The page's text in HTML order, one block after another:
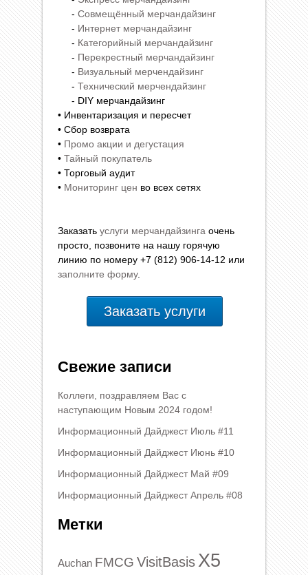
- Совмещённый мерчандайзинг
- Интернет мерчандайзинг
- Категорийный мерчандайзинг
- Перекрестный мерчандайзинг
- Визуальный мерчендайзинг
- Технический мерчендайзинг
- DIY мерчандайзинг
• Инвентаризация и пересчет
• Сбор возврата
• Промо акции и дегустация
• Тайный покупатель
• Торговый аудит
• Мониторинг цен во всех сетях
Заказать услуги мерчандайзинга очень
просто, позвоните на нашу горячую
линию по номеру +7 (812) 906-14-12 или
заполните форму.
Заказать услуги
Свежие записи
Коллеги, поздравляем Вас с
наступающим Новым 2024 годом!
Информационный Дайджест Июль #11
Информационный Дайджест Июнь #10
Информационный Дайджест Май #09
Информационный Дайджест Апрель #08
Метки
Auchan FMCG VisitBasis X5